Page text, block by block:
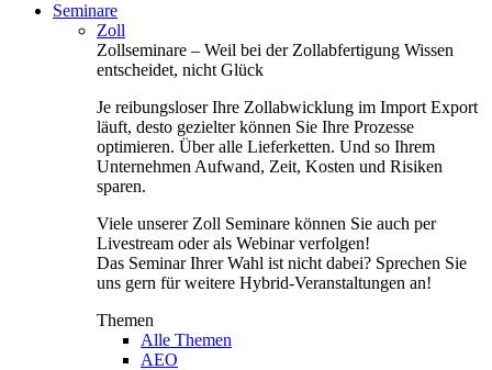
Seminare
Zoll
Zollseminare – Weil bei der Zollabfertigung Wissen
entscheidet, nicht Glück
Je reibungsloser Ihre Zollabwicklung im Import Export
läuft, desto gezielter können Sie Ihre Prozesse
optimieren. Über alle Lieferketten. Und so Ihrem
Unternehmen Aufwand, Zeit, Kosten und Risiken
sparen.
Viele unserer Zoll Seminare können Sie auch per
Livestream oder als Webinar verfolgen!
Das Seminar Ihrer Wahl ist nicht dabei? Sprechen Sie
uns gern für weitere Hybrid-Veranstaltungen an!
Themen
Alle Themen
AEO